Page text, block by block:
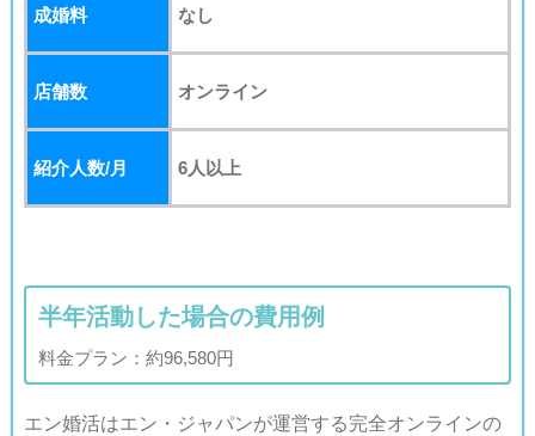
成婚料 なし
店舗数 オンライン
紹介人数/月 6人以上
半年活動した場合の費用例
料金プラン：約96,580円
エン婚活はエン・ジャパンが運営する完全オンラインの